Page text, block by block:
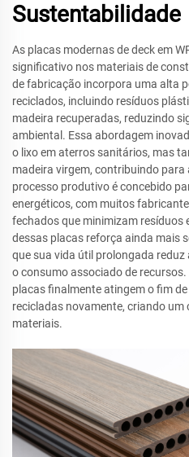
Sustentabilidade
As placas modernas de deck em
significativo nos materiais de
de fabricação incorpora uma alta
reciclados, incluindo resíduos
madeira recuperadas, reduzindo
ambiental. Essa abordagem
o lixo em aterros sanitários, mas
madeira virgem, contribuindo
processo produtivo é concebido
energéticos, com muitos
fechados que minimizam resíduos
dessas placas reforça ainda mais
que sua vida útil prolongada
o consumo associado de
placas finalmente atingem o fim
recicladas novamente, criando
materiais.